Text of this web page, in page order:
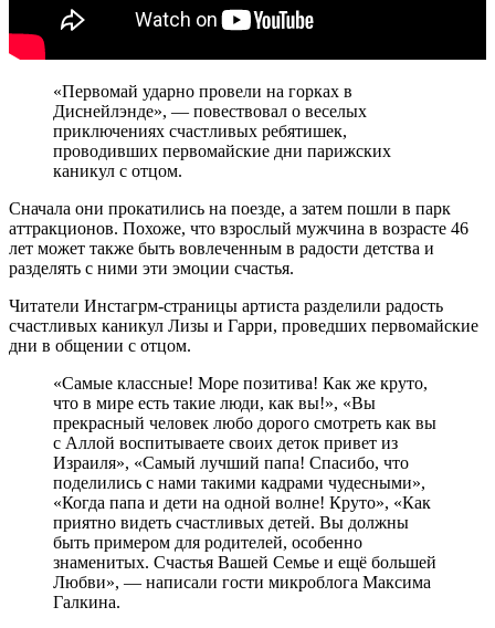
«Первомай ударно провели на горках в
Диснейлэнде», — повествовал о веселых
приключениях счастливых ребятишек,
проводивших первомайские дни парижских
каникул с отцом.
Сначала они прокатились на поезде, а затем пошли в парк
аттракционов. Похоже, что взрослый мужчина в возрасте 46
лет может также быть вовлеченным в радости детства и
разделять с ними эти эмоции счастья.
Читатели Инстагрм-страницы артиста разделили радость
счастливых каникул Лизы и Гарри, проведших первомайские
дни в общении с отцом.
«Самые классные! Море позитива! Как же круто,
что в мире есть такие люди, как вы!», «Вы
прекрасный человек любо дорого смотреть как вы
с Аллой воспитываете своих деток привет из
Израиля», «Самый лучший папа! Спасибо, что
поделились с нами такими кадрами чудесными»,
«Когда папа и дети на одной волне! Круто», «Как
приятно видеть счастливых детей. Вы должны
быть примером для родителей, особенно
знаменитых. Счастья Вашей Семье и ещё большей
Любви», — написали гости микроблога Максима
Галкина.